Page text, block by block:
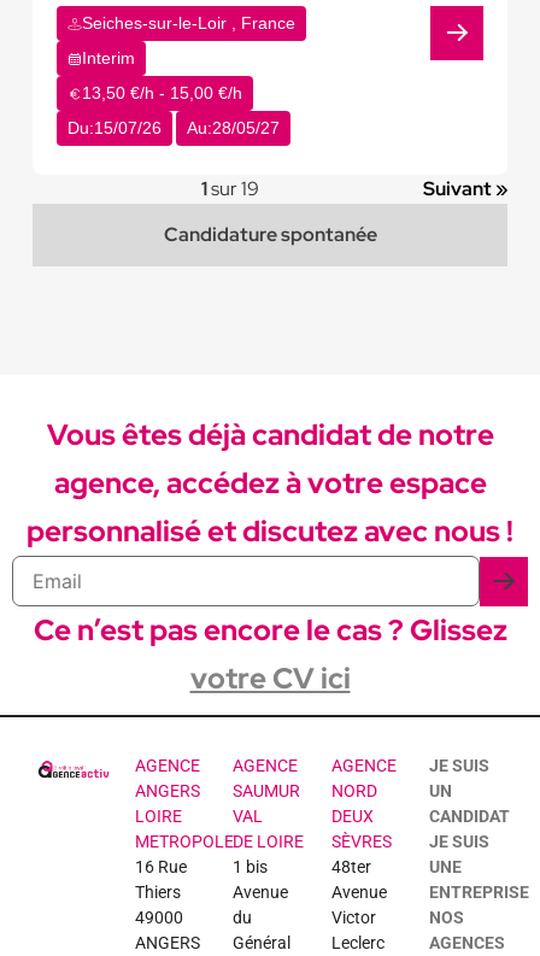
Seiches-sur-le-Loir , France
Interim
13,50 €/h - 15,00 €/h
Du:15/07/26 Au:28/05/27
1sur 19
Suivant »
Candidature spontanée
Vous êtes déjà candidat de notre
agence, accédez à votre espace
personnalisé et discutez avec nous !
Ce n’est pas encore le cas ? Glissez
votre CV ici
AGENCE
ANGERS
LOIRE
METROPOLE
16 Rue
Thiers
49000
ANGERS
AGENCE
SAUMUR
VAL
DE LOIRE
1 bis
Avenue
du
Général
AGENCE
NORD
DEUX
SÈVRES
48ter
Avenue
Victor
Leclerc
JE SUIS
UN
CANDIDAT
JE SUIS
UNE
ENTREPRISE
NOS
AGENCES